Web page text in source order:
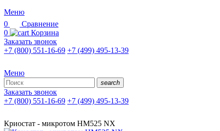
Меню
0
Сравнение
0
Корзина
Заказать звонок
+7 (800) 551-16-69 +7 (499) 495-13-39
Меню
search
Заказать звонок
+7 (800) 551-16-69 +7 (499) 495-13-39
Криостат - микротом HM525 NX